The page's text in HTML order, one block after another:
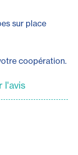
sur place
coopération.
l'avis